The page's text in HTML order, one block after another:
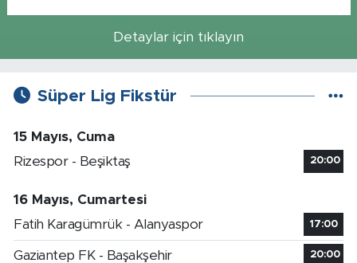
Detaylar için tıklayın
Süper Lig Fikstür
15 Mayıs, Cuma
Rizespor - Beşiktaş
20:00
16 Mayıs, Cumartesi
Fatih Karagümrük - Alanyaspor
17:00
Gaziantep FK - Başakşehir 20:00